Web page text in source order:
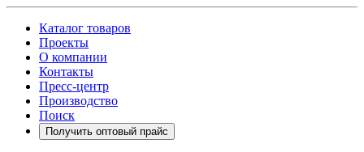
Каталог товаров
Проекты
О компании
Контакты
Пресс-центр
Производство
Поиск
Получить оптовый прайс